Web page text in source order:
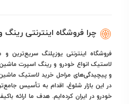
چرا فروشگاه اینترنتی
فروشگاه اینترنتی یوزپلنگ سریع‌ترین
لاستیک انواع خودرو و رینگ اسپرت
و پیچیدگی‌های مراحل خرید لاستیک
در این بازار شلوغ، اقدام به تأسیس
خودرو در ایران کرده‌ایم. هدف ما ارائه